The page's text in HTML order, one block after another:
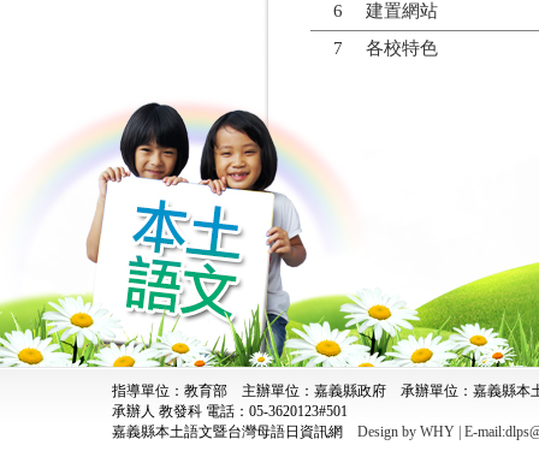
6
建置網站
7
各校特色
指導單位：教育部 主辦單位：嘉義縣政府 承辦單位：嘉義縣
承辦人 教發科 電話：05-3620123#501
嘉義縣本土語文暨台灣母語日資訊網 Design by WHY | E-